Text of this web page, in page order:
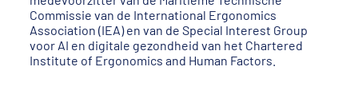
Commissie van de International Ergonomics
Association (IEA) en van de Special Interest Group
voor AI en digitale gezondheid van het Chartered
Institute of Ergonomics and Human Factors.